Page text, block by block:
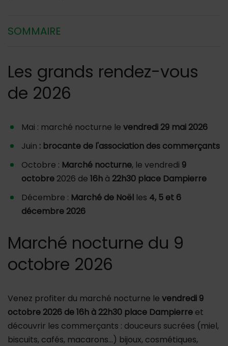
SOMMAIRE
Les grands rendez-vous
de 2026
Mai : marché nocturne le vendredi 29 mai 2026
Juin : brocante de l'association des commerçants
Octobre : Marché nocturne, le vendredi 9
octobre 2026 de 16h à 22h30 place Dampierre
Décembre : Marché de Noël les 4, 5 et 6
décembre 2026
Marché nocturne du 9
octobre 2026
Venez profiter du marché nocturne le vendredi 9
octobre 2026 de 16h à 22h30 place Dampierre et
découvrir les commerçants : douceurs sucrées (miel,
biscuits, cafés, macarons…) bijoux, cosmétiques,